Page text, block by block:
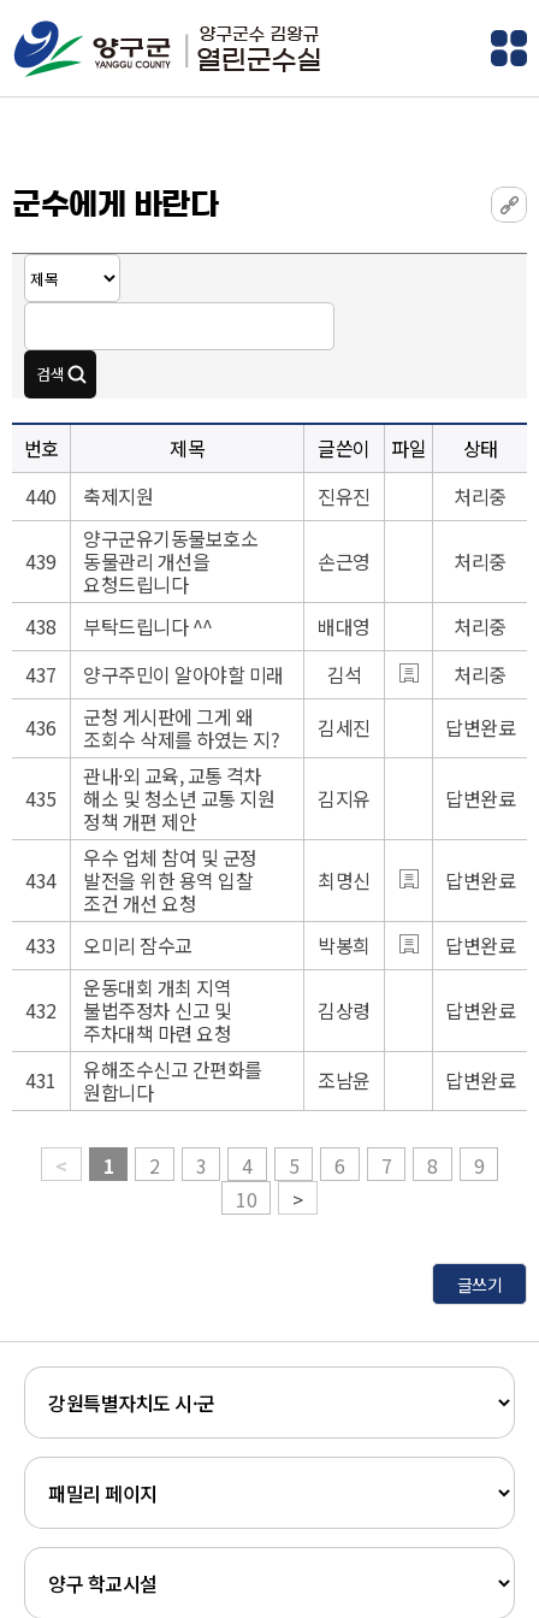
군수에게 바란다
번호 제목 글쓴이 파일
상태
440
축제지원 진유진 처리중
439
양구군유기동물보호소
동물관리 개선을
요청드립니다
손근영 처리중
438 부탁드립니다 ^^ 배대영
처리중
437
양구주민이 알아야할 미래 김석
처리중
436
군청 게시판에 그게 왜
조회수 삭제를 하였는 지? 김세진 답변완료
435
관내·외 교육, 교통 격차
해소 및 청소년 교통 지원
정책 개편 제안
김지유 답변완료
434
우수 업체 참여 및 군정
발전을 위한 용역 입찰
조건 개선 요청
최명신 답변완료
433 오미리 잠수교 박봉희 답변완료
432
운동대회 개최 지역
불법주정차 신고 및
주차대책 마련 요청
김상령 답변완료
431 유해조수신고 간편화를
원합니다 조남윤 답변완료
< 1 2 3 4 5 6 7 8
9
10
>
글쓰기